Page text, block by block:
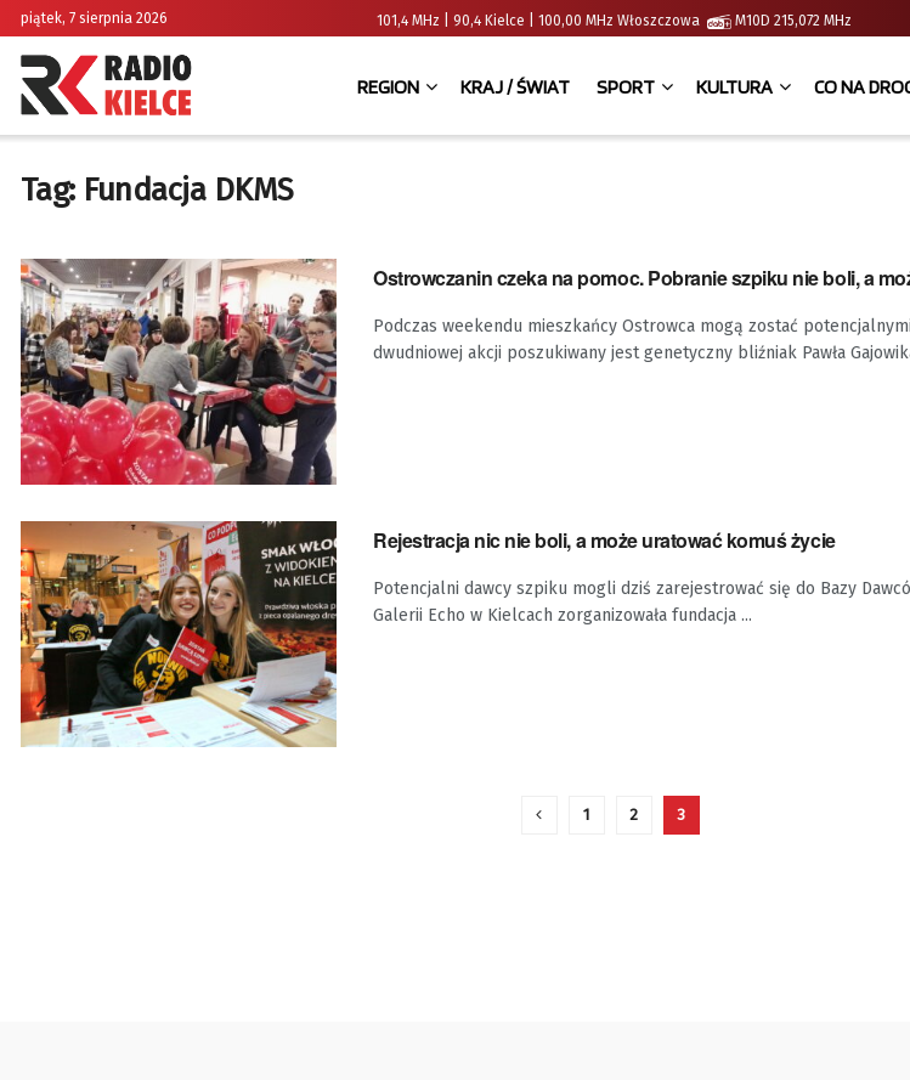
piątek, 7 sierpnia 2026 101,4 MHz | 90,4 Kielce | 100,00 MHz Włoszczowa M10D 215,072
REGION KRAJ / ŚWIAT SPORT KULTURA CO NA
Tag: Fundacja DKMS
Ostrowczanin czeka na pomoc. Pobranie szpiku nie boli, a
Podczas weekendu mieszkańcy Ostrowca mogą zostać
dwudniowej akcji poszukiwany jest genetyczny bliźniak Pawła
Rejestracja nic nie boli, a może uratować komuś życie
Potencjalni dawcy szpiku mogli dziś zarejestrować się do Bazy
Galerii Echo w Kielcach zorganizowała fundacja ...
1 2 3